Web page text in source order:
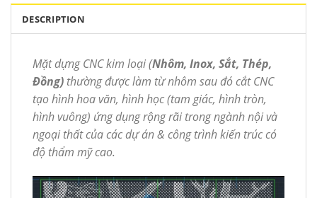
DESCRIPTION
Mặt dựng CNC kim loại (Nhôm, Inox, Sắt, Thép,
Đồng) thường được làm từ nhôm sau đó cắt CNC
tạo hình hoa văn, hình học (tam giác, hình tròn,
hình vuông) ứng dụng rộng rãi trong ngành nội và
ngoại thất của các dự án & công trình kiến trúc có
độ thẩm mỹ cao.